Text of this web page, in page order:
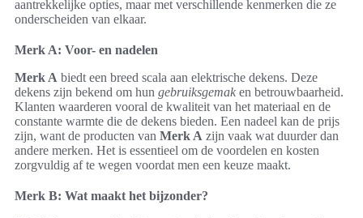
aantrekkelijke opties, maar met verschillende kenmerken die ze
onderscheiden van elkaar.
Merk A: Voor- en nadelen
Merk A biedt een breed scala aan elektrische dekens. Deze
dekens zijn bekend om hun gebruiksgemak en betrouwbaarheid.
Klanten waarderen vooral de kwaliteit van het materiaal en de
constante warmte die de dekens bieden. Een nadeel kan de prijs
zijn, want de producten van Merk A zijn vaak wat duurder dan
andere merken. Het is essentieel om de voordelen en kosten
zorgvuldig af te wegen voordat men een keuze maakt.
Merk B: Wat maakt het bijzonder?